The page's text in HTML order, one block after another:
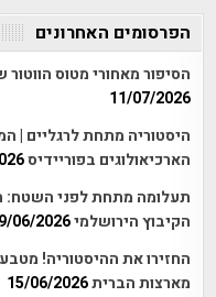
הפרסומים האחרונים
הסיפור מאחורי מטוס
11/07/2026
היסטוריה מתחת לרגליים |
הארכיאולוגים בפוריידיס
תעלומה מתחת לפני השטח:
הקיבוץ הירושלמי06/2026
החזירו את ההיסטוריה!
מארצות הברית15/06/2026